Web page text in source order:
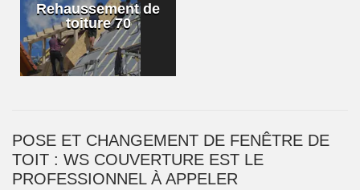
Rehaussement de
toiture 70
POSE ET CHANGEMENT DE FENÊTRE DE
TOIT : WS COUVERTURE EST LE
PROFESSIONNEL À APPELER